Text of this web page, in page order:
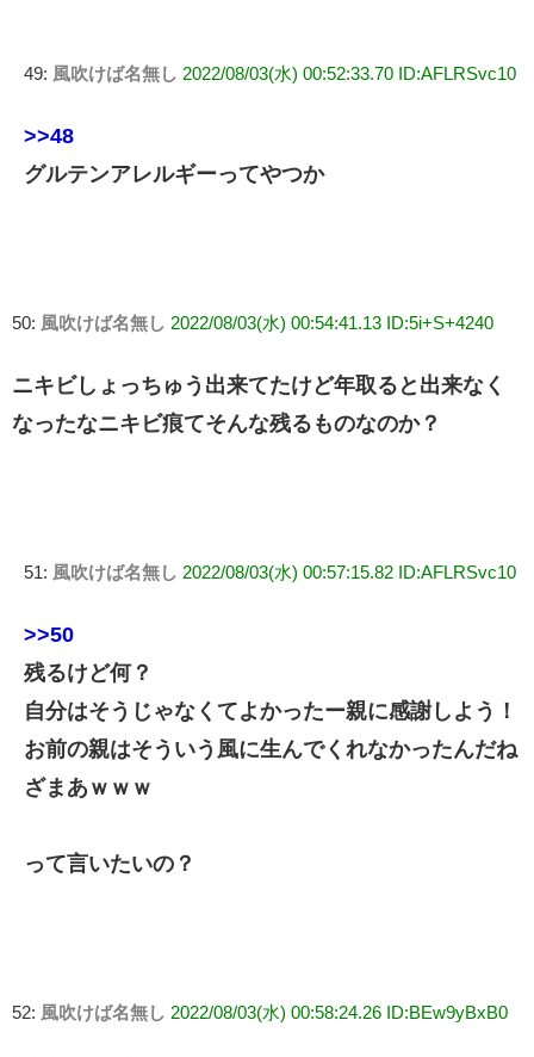
49: 風吹けば名無し 2022/08/03(水) 00:52:33.70 ID:AFLRSvc10
>>48
グルテンアレルギーってやつか
50: 風吹けば名無し 2022/08/03(水) 00:54:41.13 ID:5i+S+4240
ニキビしょっちゅう出来てたけど年取ると出来なく
なったなニキビ痕てそんな残るものなのか？
51: 風吹けば名無し 2022/08/03(水) 00:57:15.82 ID:AFLRSvc10
>>50
残るけど何？
自分はそうじゃなくてよかったー親に感謝しよう！
お前の親はそういう風に生んでくれなかったんだね
ざまあｗｗｗ
って言いたいの？
52: 風吹けば名無し 2022/08/03(水) 00:58:24.26 ID:BEw9yBxB0